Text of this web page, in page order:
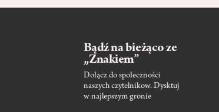
Bądź na bieżąco ze
„Znakiem”
Dołącz do społeczności
naszych czytelnikow. Dysktuj
w najlepszym gronie